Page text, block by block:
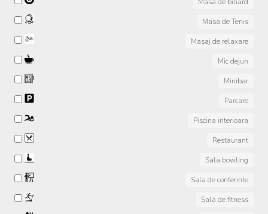
Masa de biliard
Masa de Tenis
Masaj de relaxare
Mic dejun
Minibar
Parcare
Piscina interioara
Restaurant
Sala bowling
Sala de conferinte
Sala de fitness